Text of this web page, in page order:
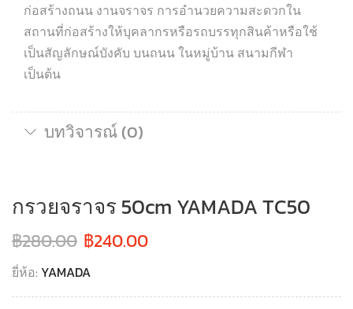
ก่อสร้างถนน งานจราจร การอำนวยความสะดวกใน
สถานที่ก่อสร้างให้บุคลากรหรือรถบรรทุกสินค้าหรือใช้
เป็นสัญลักษณ์บังคับ บนถนน ในหมู่บ้าน สนามกีฬา
เป็นต้น
บทวิจารณ์ (0)
กรวยจราจร 50cm YAMADA TC50
฿280.00 ฿240.00
ยี่ห้อ: YAMADA